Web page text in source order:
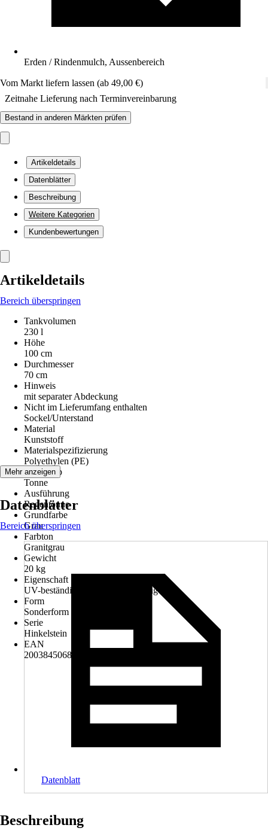
Erden / Rindenmulch, Aussenbereich
Vom Markt liefern lassen (ab 49,00 €)
Zeitnahe Lieferung nach Terminvereinbarung
Bestand in anderen Märkten prüfen
Artikeldetails
Datenblätter
Beschreibung
Weitere Kategorien
Kundenbewertungen
Artikeldetails
Bereich überspringen
Tankvolumen
230 l
Höhe
100 cm
Durchmesser
70 cm
Hinweis
mit separater Abdeckung
Nicht im Lieferumfang enthalten
Sockel/Unterstand
Material
Kunststoff
Materialspezifizierung
Polyethylen (PE)
Artikeltyp
Tonne
Ausführung
Regentonne
Grundfarbe
Grau
Farbton
Granitgrau
Gewicht
20 kg
Eigenschaft
UV-beständig, Witterungsbeständig
Form
Sonderform
Serie
Hinkelstein
EAN
2003845068004, 4400008191407
Mehr anzeigen
Datenblätter
Bereich überspringen
Datenblatt
Beschreibung